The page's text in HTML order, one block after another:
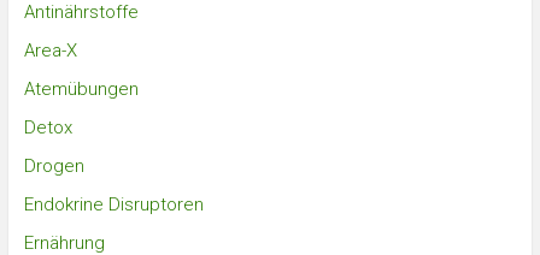
Antinährstoffe
Area-X
Atemübungen
Detox
Drogen
Endokrine Disruptoren
Ernährung